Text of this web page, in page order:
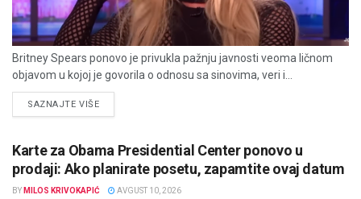
Britney Spears ponovo je privukla pažnju javnosti veoma ličnom
objavom u kojoj je govorila o odnosu sa sinovima, veri i...
SAZNAJTE VIŠEDETAILS
Karte za Obama Presidential Center ponovo u
prodaji: Ako planirate posetu, zapamtite ovaj datum
BY MILOS KRIVOKAPIĆ AVGUST 10, 2026